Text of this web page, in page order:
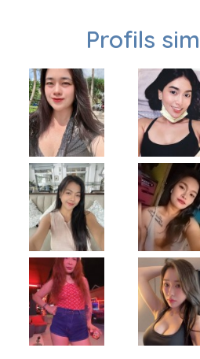
Profils